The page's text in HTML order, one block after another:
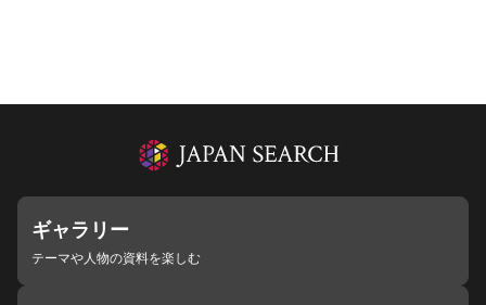
ギャラリー
テーマや人物の資料を楽しむ